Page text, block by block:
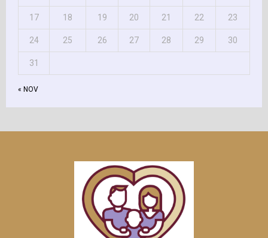
« NOV
17 18 19 20 21 22 23
24 25 26 27 28 29 30
31